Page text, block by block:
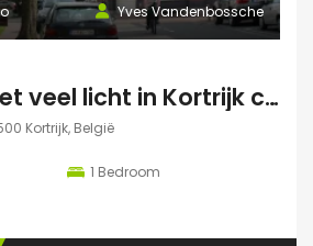
Yves Vandenbossche
Kot 24 m2 met veel licht in Kortrijk centraal gelegen.
Kortrijk, België
1 Bedroom